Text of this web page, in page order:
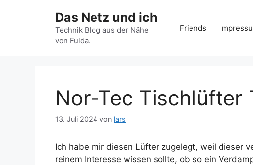
Das Netz und ich
Technik Blog aus der Nähe
von Fulda.
Friends
Nor-Tec Tischlüfter
13. Juli 2024 von lars
Ich habe mir diesen Lüfter zugelegt, weil dieser
reinem Interesse wissen sollte, ob so ein